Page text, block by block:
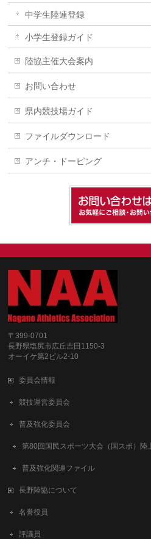
中学生陸連登録
小学生登録ガイド
陸協主催大会案内
お問い合わせ
県内競技場ガイド
ファイルダウンロード
アンチ・ドーピング
〒399-0701
長野県塩尻市広丘吉田1150-3
オーイケ第2ビル2-10
委員会情報
競技運営委員会
普及強化委員会
第80回国民スポーツ大会（国スポ）陸
普及強化関連ファイル
長野陸協について
名誉役員
評議員